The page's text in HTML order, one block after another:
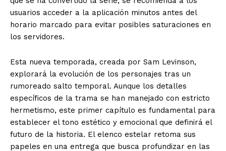
usuarios acceder a la aplicación minutos antes del
horario marcado para evitar posibles saturaciones en
los servidores.
Esta nueva temporada, creada por Sam Levinson,
explorará la evolución de los personajes tras un
rumoreado salto temporal. Aunque los detalles
específicos de la trama se han manejado con estricto
hermetismo, este primer capítulo es fundamental para
establecer el tono estético y emocional que definirá el
futuro de la historia. El elenco estelar retoma sus
papeles en una entrega que busca profundizar en las